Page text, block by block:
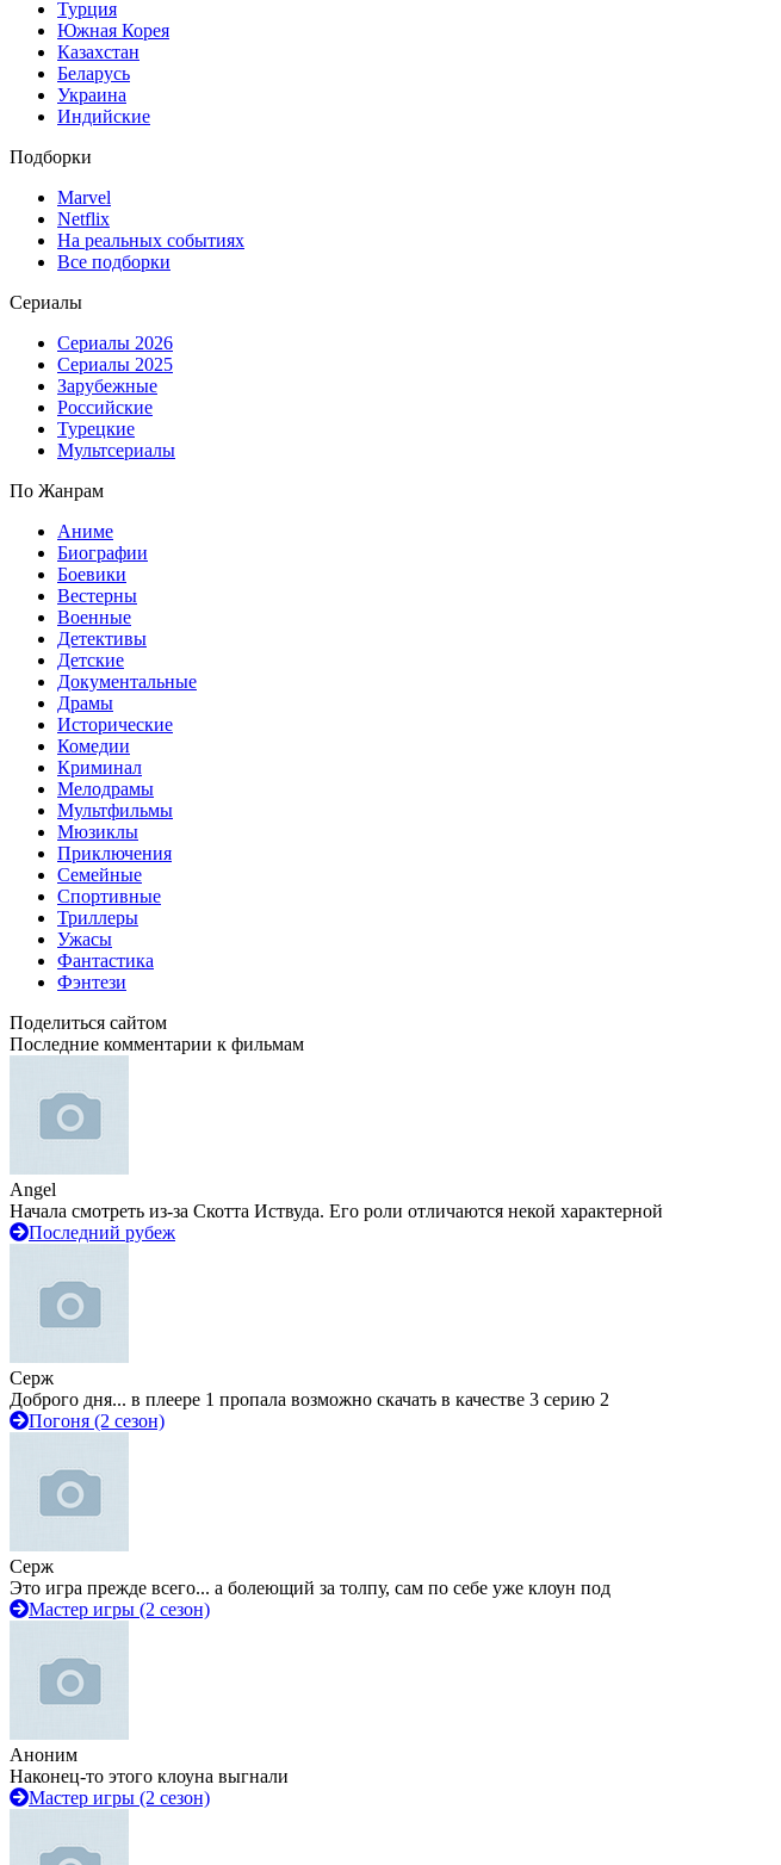
Турция
Южная Корея
Казахстан
Беларусь
Украина
Индийские
Подборки
Marvel
Netflix
На реальных событиях
Все подборки
Сериалы
Сериалы 2026
Сериалы 2025
Зарубежные
Российские
Турецкие
Мультсериалы
По Жанрам
Аниме
Биографии
Боевики
Вестерны
Военные
Детективы
Детские
Документальные
Драмы
Исторические
Комедии
Криминал
Мелодрамы
Мультфильмы
Мюзиклы
Приключения
Семейные
Спортивные
Триллеры
Ужасы
Фантастика
Фэнтези
Поделиться сайтом
Последние комментарии к фильмам
Angel
Начала смотреть из-за Скотта Иствуда. Его роли отличаются некой характерной
Последний рубеж
Серж
Доброго дня... в плеере 1 пропала возможно скачать в качестве 3 серию 2
Погоня (2 сезон)
Серж
Это игра прежде всего... а болеющий за толпу, сам по себе уже клоун под
Мастер игры (2 сезон)
Аноним
Наконец-то этого клоуна выгнали
Мастер игры (2 сезон)